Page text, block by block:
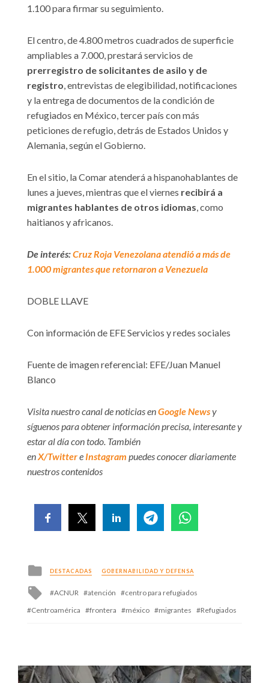
1.100 para firmar su seguimiento.
El centro, de 4.800 metros cuadrados de superficie
ampliables a 7.000, prestará servicios de
prerregistro de solicitantes de asilo y de
registro, entrevistas de elegibilidad, notificaciones
y la entrega de documentos de la condición de
refugiados en México, tercer país con más
peticiones de refugio, detrás de Estados Unidos y
Alemania, según el Gobierno.
En el sitio, la Comar atenderá a hispanohablantes de
lunes a jueves, mientras que el viernes recibirá a
migrantes hablantes de otros idiomas, como
haitianos y africanos.
De interés:Cruz Roja Venezolana atendió a más de
1.000 migrantes que retornaron a Venezuela
DOBLE LLAVE
Con información de EFE Servicios y redes sociales
Fuente de imagen referencial: EFE/Juan Manuel
Blanco
Visita nuestro canal de noticias enGoogle Newsy
síguenos para obtener información precisa, interesante y
estar al día con todo. También
enX/Twittere Instagram puedes conocer diariamente
nuestros contenidos
Posted
in
DESTACADAS GOBERNABILIDAD Y DEFENSA
Tagged
ACNUR atención
centro para refugiados
Centroamérica
frontera méxico migrantes Refugiados